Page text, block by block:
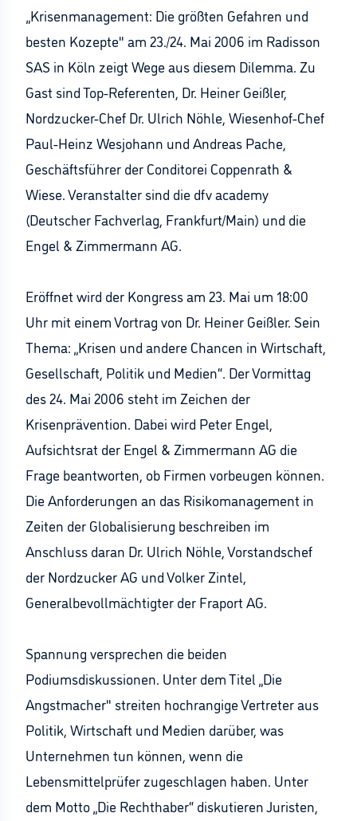
„Krisenmanagement: Die größten Gefahren und
besten Kozepte" am 23./24. Mai 2006 im Radisson
SAS in Köln zeigt Wege aus diesem Dilemma. Zu
Gast sind Top-Referenten, Dr. Heiner Geißler,
Nordzucker-Chef Dr. Ulrich Nöhle, Wiesenhof-Chef
Paul-Heinz Wesjohann und Andreas Pache,
Geschäftsführer der Conditorei Coppenrath &
Wiese. Veranstalter sind die dfv academy
(Deutscher Fachverlag, Frankfurt/Main) und die
Engel & Zimmermann AG.
Eröffnet wird der Kongress am 23. Mai um 18:00
Uhr mit einem Vortrag von Dr. Heiner Geißler. Sein
Thema: „Krisen und andere Chancen in Wirtschaft,
Gesellschaft, Politik und Medien“. Der Vormittag
des 24. Mai 2006 steht im Zeichen der
Krisenprävention. Dabei wird Peter Engel,
Aufsichtsrat der Engel & Zimmermann AG die
Frage beantworten, ob Firmen vorbeugen können.
Die Anforderungen an das Risikomanagement in
Zeiten der Globalisierung beschreiben im
Anschluss daran Dr. Ulrich Nöhle, Vorstandschef
der Nordzucker AG und Volker Zintel,
Generalbevollmächtigter der Fraport AG.
Spannung versprechen die beiden
Podiumsdiskussionen. Unter dem Titel „Die
Angstmacher" streiten hochrangige Vertreter aus
Politik, Wirtschaft und Medien darüber, was
Unternehmen tun können, wenn die
Lebensmittelprüfer zugeschlagen haben. Unter
dem Motto „Die Rechthaber“ diskutieren Juristen,